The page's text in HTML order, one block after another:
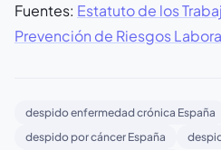
Fuentes: Estatuto de los
Prevención de Riesgos
despido enfermedad crónica España
despido por cáncer España